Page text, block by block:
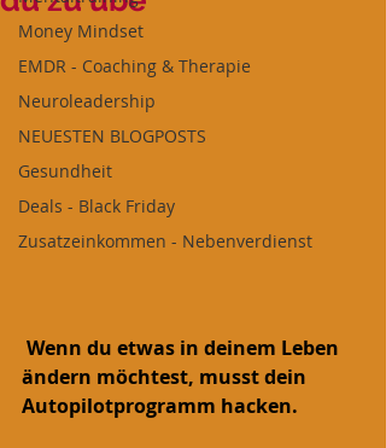
Money Mindset
EMDR - Coaching & Therapie
Neuroleadership
NEUESTEN BLOGPOSTS
Gesundheit
Deals - Black Friday
Zusatzeinkommen - Nebenverdienst
Wenn du etwas in deinem Leben
ändern möchtest, musst dein
Autopilotprogramm hacken.